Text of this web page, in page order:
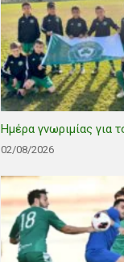
Ημέρα γνωριμίας για
02/08/2026